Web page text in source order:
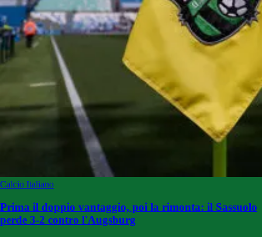
Calcio Italiano
Prima il doppio vantaggio, poi la rimonta: il Sassuolo
perde 3-2 contro l'Augsburg